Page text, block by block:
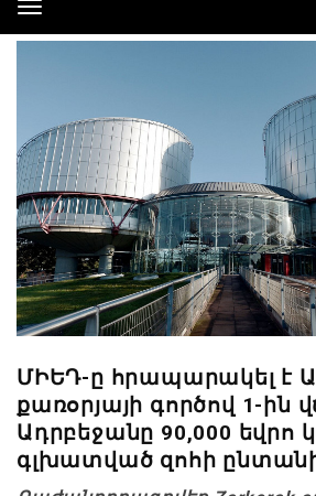
Toggle
navigation
ՄԻԵԴ-ը հրապարակել է
քառօրյայի գործով 1-ին
Ադրբեջանը 90,000 եվրո
գլխատված զոհի